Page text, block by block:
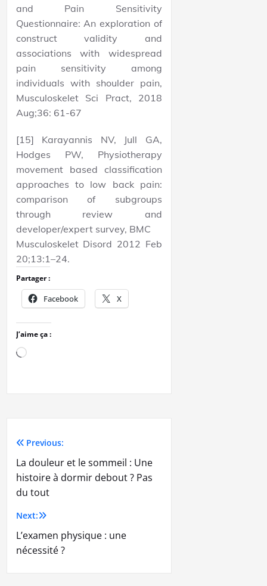
and Pain Sensitivity
Questionnaire: An exploration of
construct validity and
associations with widespread
pain sensitivity among
individuals with shoulder pain,
Musculoskelet Sci Pract, 2018
Aug;36: 61-67
[15] Karayannis NV, Jull GA,
Hodges PW, Physiotherapy
movement based classification
approaches to low back pain:
comparison of subgroups
through review and
developer/expert survey, BMC
Musculoskelet Disord 2012 Feb
20;13:1–24.
Partager :
Facebook X
J’aime ça :
Previous:
La douleur et le sommeil : Une
histoire à dormir debout ? Pas
du tout
Next:
L’examen physique : une
nécessité ?